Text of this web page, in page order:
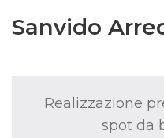
Sanvido
Realizzazione
spot da